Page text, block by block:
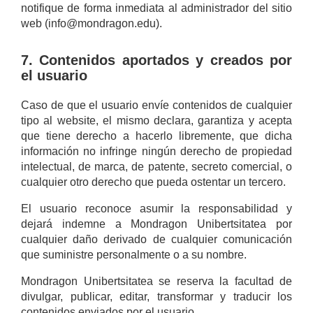
notifique de forma inmediata al administrador del sitio
web (info@mondragon.edu).
7. Contenidos aportados y creados por
el usuario
Caso de que el usuario envíe contenidos de cualquier
tipo al website, el mismo declara, garantiza y acepta
que tiene derecho a hacerlo libremente, que dicha
información no infringe ningún derecho de propiedad
intelectual, de marca, de patente, secreto comercial, o
cualquier otro derecho que pueda ostentar un tercero.
El usuario reconoce asumir la responsabilidad y
dejará indemne a Mondragon Unibertsitatea por
cualquier daño derivado de cualquier comunicación
que suministre personalmente o a su nombre.
Mondragon Unibertsitatea se reserva la facultad de
divulgar, publicar, editar, transformar y traducir los